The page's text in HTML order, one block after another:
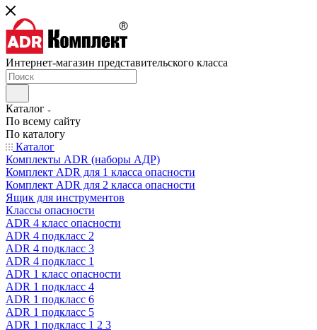
Интернет-магазин представительского класса
Каталог
По всему сайту
По каталогу
Каталог
Комплекты ADR (наборы АДР)
Комплект ADR для 1 класса опасности
Комплект ADR для 2 класса опасности
Ящик для инструментов
Классы опасности
ADR 4 класс опасности
ADR 4 подкласс 2
ADR 4 подкласс 3
ADR 4 подкласс 1
ADR 1 класс опасности
ADR 1 подкласс 4
ADR 1 подкласс 6
ADR 1 подкласс 5
ADR 1 подкласс 1 2 3